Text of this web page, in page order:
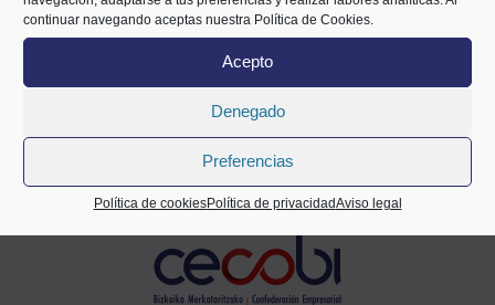
continuar navegando aceptas nuestra Política de Cookies.
Acepto
Denegado
Preferencias
Política de cookiesPolítica de privacidadAviso legal
implantar.